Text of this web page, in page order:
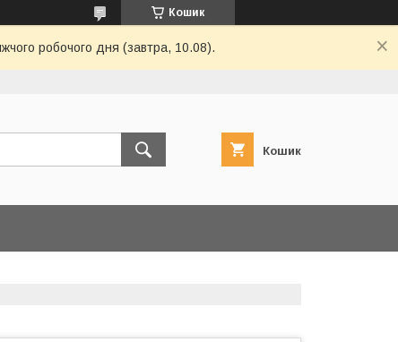
Кошик
робочого дня (завтра, 10.08).
Кошик